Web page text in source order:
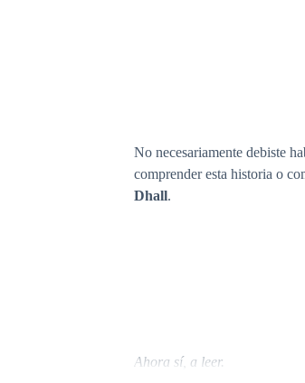
No necesariamente debiste
comprender esta historia o
Dhall.
Ahora sí, a leer.